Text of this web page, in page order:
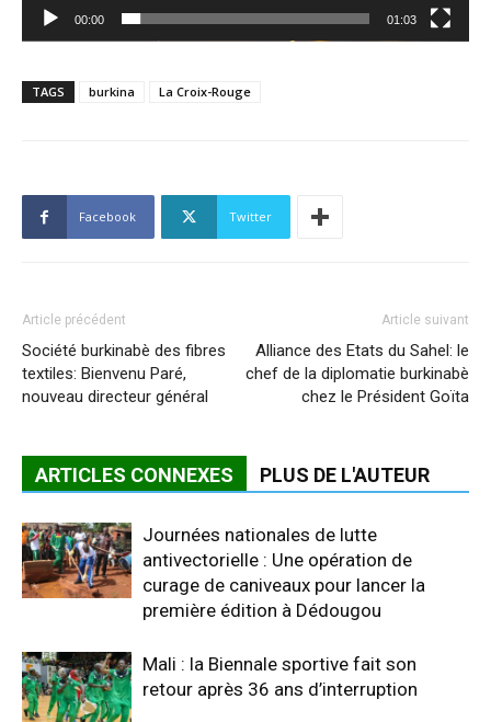
00:00 01:03
TAGS burkina La Croix-Rouge
Facebook Twitter
Article précédent
Société burkinabè des fibres
textiles: Bienvenu Paré,
nouveau directeur général
Article suivant
Alliance des Etats du Sahel: le
chef de la diplomatie burkinabè
chez le Président Goïta
ARTICLES CONNEXES PLUS DE L'AUTEUR
Journées nationales de lutte
antivectorielle : Une opération de
curage de caniveaux pour lancer la
première édition à Dédougou
Mali : la Biennale sportive fait son
retour après 36 ans d’interruption